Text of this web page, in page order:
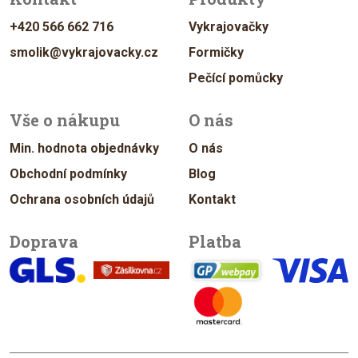
+420 566 662 716
smolik@vykrajovacky.cz
Vykrajovačky
Formičky
Pečící pomůcky
Vše o nákupu
Min. hodnota objednávky
Obchodní podmínky
Ochrana osobních údajů
O nás
O nás
Blog
Kontakt
Doprava Platba